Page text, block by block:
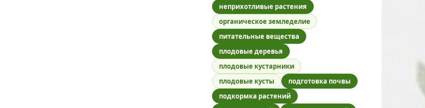
неприхотливые растения
органическое земледелие
питательные вещества
плодовые деревья
плодовые кустарники
плодовые кусты
подготовка почвы
подкормка растений